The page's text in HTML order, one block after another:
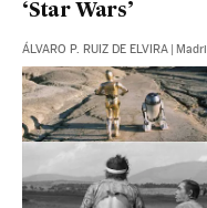
‘Star Wars’
ÁLVARO P. RUIZ DE ELVIRA | Madri